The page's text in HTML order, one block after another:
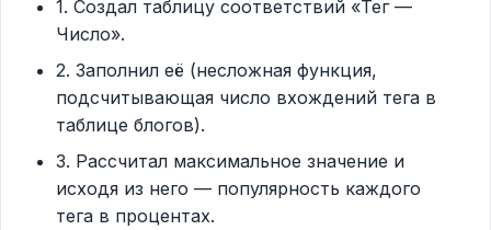
1. Создал таблицу соответствий «Тег —
Число».
2. Заполнил её (несложная функция,
подсчитывающая число вхождений тега в
таблице блогов).
3. Рассчитал максимальное значение и
исходя из него — популярность каждого
тега в процентах.